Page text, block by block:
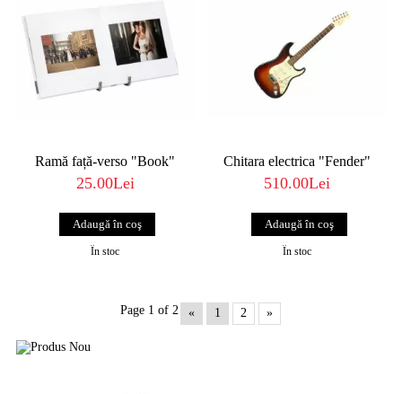
Ramă față-verso "Book"
25.00Lei
În stoc
Chitara electrica "Fender"
510.00Lei
În stoc
Page 1 of 2 « 1 2 »